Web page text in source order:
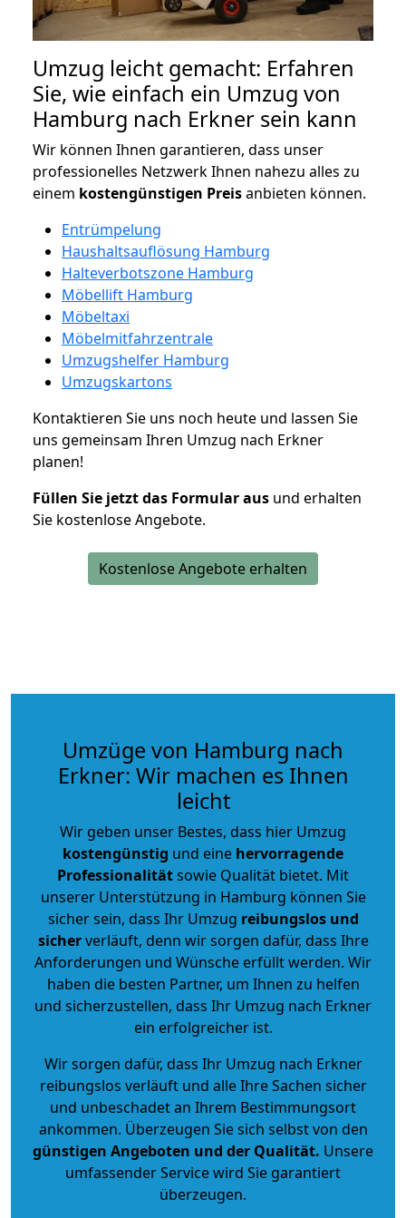
Umzug leicht gemacht: Erfahren
Sie, wie einfach ein Umzug von
Hamburg nach Erkner sein kann
Wir können Ihnen garantieren, dass unser
professionelles Netzwerk Ihnen nahezu alles zu
einem kostengünstigen Preisanbieten können.
Entrümpelung
Haushaltsauflösung Hamburg
Halteverbotszone Hamburg
Möbellift Hamburg
Möbeltaxi
Möbelmitfahrzentrale
Umzugshelfer Hamburg
Umzugskartons
Kontaktieren Sie uns noch heute und lassen Sie
uns gemeinsam Ihren Umzug nach Erkner
planen!
Füllen Sie jetzt das Formular aus und erhalten
Sie kostenlose Angebote.
Kostenlose Angebote erhalten
Umzüge von Hamburg nach
Erkner: Wir machen es Ihnen
leicht
Wir geben unser Bestes, dass hier Umzug
kostengünstig und eine hervorragende
Professionalitätsowie Qualität bietet. Mit
unserer Unterstützung in Hamburg können Sie
sicher sein, dass Ihr Umzug reibungslos und
sicherverläuft, denn wir sorgen dafür, dass Ihre
Anforderungen und Wünsche erfüllt werden. Wir
haben die besten Partner, um Ihnen zu helfen
und sicherzustellen, dass Ihr Umzug nach Erkner
ein erfolgreicher ist.
Wir sorgen dafür, dass Ihr Umzug nach Erkner
reibungslos verläuft und alle Ihre Sachen sicher
und unbeschadet an Ihrem Bestimmungsort
ankommen. Überzeugen Sie sich selbst von den
günstigen Angeboten und der Qualität. Unsere
umfassender Service wird Sie garantiert
überzeugen.